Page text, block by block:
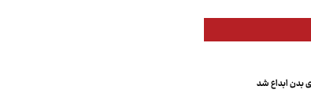
بدن ابداع شد